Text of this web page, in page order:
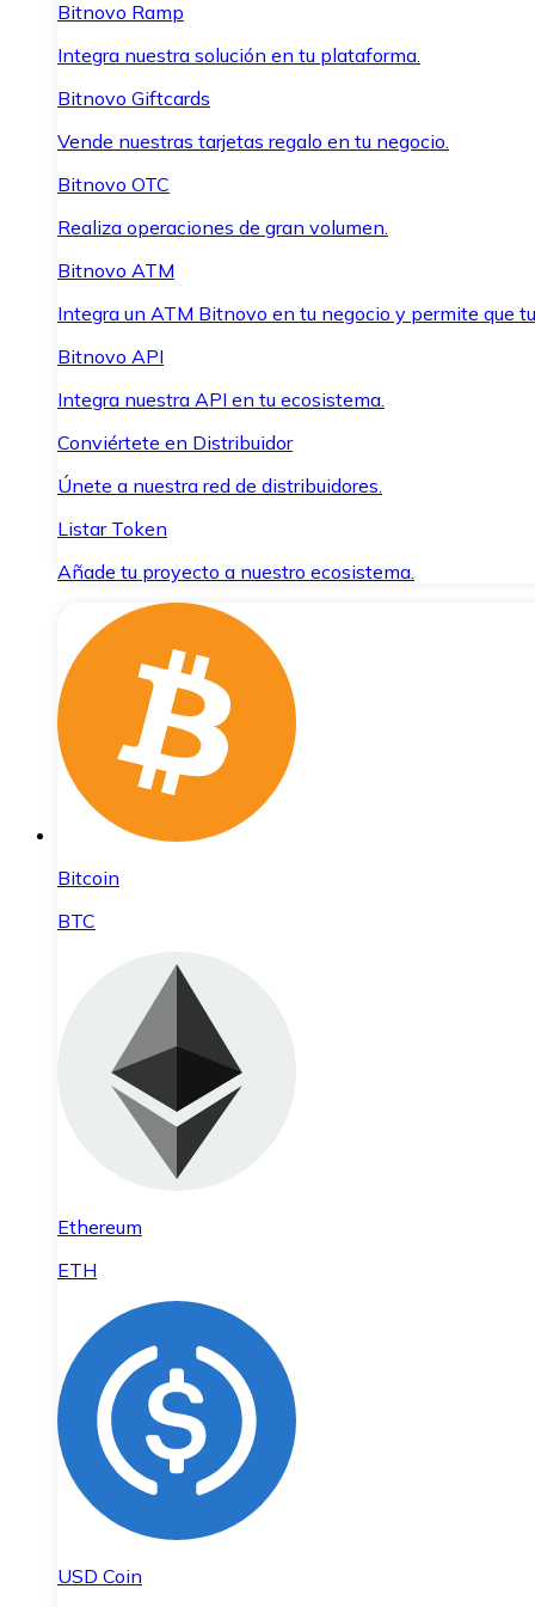
Bitnovo Ramp
Integra nuestra solución en tu plataforma.
Bitnovo Giftcards
Vende nuestras tarjetas regalo en tu negocio.
Bitnovo OTC
Realiza operaciones de gran volumen.
Bitnovo ATM
Integra un ATM Bitnovo en tu negocio y permite que
Bitnovo API
Integra nuestra API en tu ecosistema.
Conviértete en Distribuidor
Únete a nuestra red de distribuidores.
Listar Token
Añade tu proyecto a nuestro ecosistema.
Bitcoin
BTC
Ethereum
ETH
USD Coin